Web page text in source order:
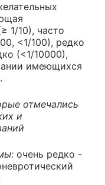
1/10), часто
<1/100), редко
(<1/10000),
имеющихся
отмечались
и
очень редко -